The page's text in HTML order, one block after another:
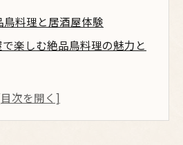
料理と居酒屋体験
楽しむ絶品鳥料理の魅力と
体験する焼鳥の奥深さを解説